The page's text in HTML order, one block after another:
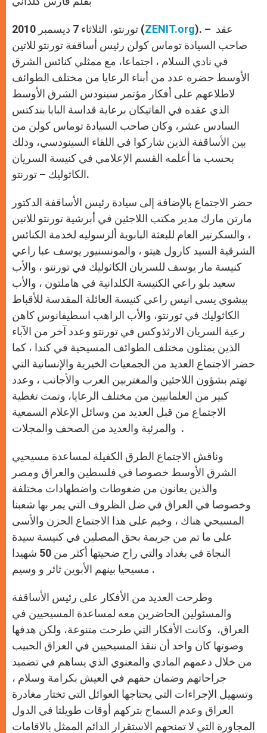
p e k
تورنتو، الثلاثاء 7 ديسمبر 2010 (ZENIT.org). – عقد
صاحب السيادة توماس كولن رئيس أساقفة تورنتو للاتين
في نادي السلام ، اجتماعا، مع ممثلي كنائس الشرق
الأوسط حضره عدد من أبناء الرعايا من مختلف الطوائف
لاطلاعهم على أفكار مؤتمر سينودس الشرق الأوسط
الذي عقده في الفاتيكان برعاية قداسة البابا بندكتس
السادس عشر، وكان صاحب السيادة توماس كولن من
بين الأساقفة الذين شاركوا في اللقاء السينودسي، وذلك
بحسب ما أعلمه القسم الإعلامي في كنيسة السريان
الكاثوليك – تورنتو.
حضر الاجتماع بالإضافة إلى سيادة رئيس الأساقفة الدكتور
مارتن مارك مدير مكتب اللاجئين في أبرشية تورنتو للاتين
، والسكرتير العام للبعثة البابوية ألرسوليه لخدمة الكنائس
الشرقية السيد كارول هيتو ، والمونسنيور يوسف عبا راعي
كنيسة مار يوسف للسريان الكاثوليك في تورنتو ، والأب
سعيد بلو راعي الكنيسة الكلدانية في هاملتون ، والأب
بيشوي يسى انيس راعي كنيسة العائلة المقدسة للأقباط
الكاثوليك في تورنتو، والأب الراهب اسطيفانوس كاهن
رعية السريان الارثذوكس في تورنتو وعدد آخر من الآباء
الذين يمثلون مختلف الطوائف المسيحية في كندا ، كما
حضر الاجتماع العديد من الجمعيات الخيرية والإنسانية التي
تهتم بشؤون اللاجئين والمغتربين العرب والأجانب ، وعدد
كبير من العلمانيين من مختلف الرعايا، وتمت تغطية
الاجتماع من قبل العديد من وسائل الإعلام السمعية
والمرئية والعديد من الصحف والمجلات .
وناقش الاجتماع الطرق الكفيلة لمساعدة مسيحيي
الشرق الأوسط خصوصا في فلسطين والعراق ومصر
والذين يعانون من ضغوطات واضطهادات مختلفة
وخصوصا في العراق في ضل الظروف التي يمر بها شعبنا
المسيحي هناك ، وخيم على هذا الاجتماع الحزن والأسى
على ما تم من جريمة بحق المصلين في كنيسة سيدة
النجاة في بغداد والتي راح ضحيتها أكثر من 50 شهيدا
مسيحيا بينهم الأبوين ثائر و وسيم .
وطرحت العديد من الأفكار على رئيس الأساقفة
والمسئولين الحاضرين معه لمساعدة المسيحيين في
العراق، وكانت الأفكار التي طرحت متنوعة، ولكن هدفها
وصوتها كان واحد أن ننقذ المسيحيين في العراق الحبيب
من خلال دعمهم المادي والمعنوي الذي يساهم في تضميد
جراحاتهم وضمان حقهم في العيش بكرامة وسلام ،
وتسهيل الإجراءات التي يحتاجها العوائل التي تختار مغادرة
العراق وعدم السماح بتركهم أوقات طويلتا في الدول
المجاورة التي لا تمنحهم الاستقرار الدائم الممثل بالاقامات